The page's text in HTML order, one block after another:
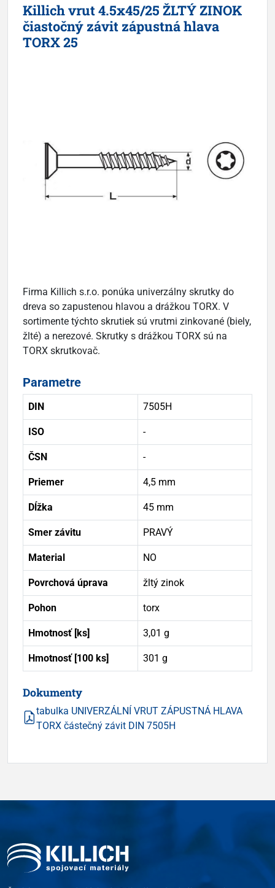
Killich vrut 4.5x45/25 ŽLTÝ ZINOK
čiastočný závit zápustná hlava
TORX 25
Firma Killich s.r.o. ponúka univerzálny skrutky do
dreva so zapustenou hlavou a drážkou TORX. V
sortimente týchto skrutiek sú vrutmi zinkované (biely,
žlté) a nerezové. Skrutky s drážkou TORX sú na
TORX skrutkovač.
Parametre
DIN 7505H
ISO -
ČSN -
Priemer 4,5 mm
Dĺžka 45 mm
Smer závitu PRAVÝ
Material NO
Povrchová úprava žltý zinok
Pohon torx
Hmotnosť [ks] 3,01 g
Hmotnosť [100 ks] 301 g
Dokumenty
tabulka UNIVERZÁLNÍ VRUT ZÁPUSTNÁ HLAVA
TORX částečný závit DIN 7505H